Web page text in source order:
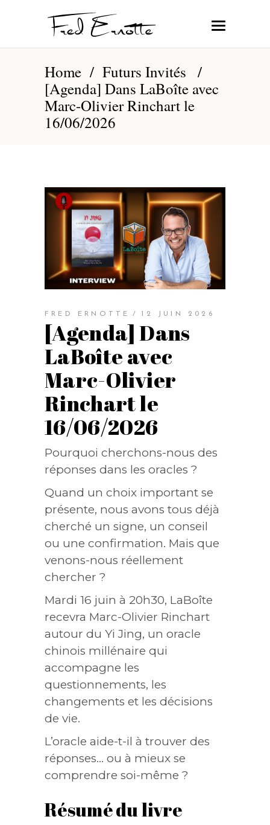
Home / Futurs Invités
/
[Agenda] Dans LaBoîte avec
Marc-Olivier Rinchart le
16/06/2026
FRED ERNOTTE 12 JUIN 2026
[Agenda] Dans
LaBoîte avec
Marc-Olivier
Rinchart le
16/06/2026
Pourquoi cherchons-nous des
réponses dans les oracles ?
Quand un choix important se
présente, nous avons tous déjà
cherché un signe, un conseil
ou une confirmation. Mais que
venons-nous réellement
chercher ?
Mardi 16 juin à 20h30, LaBoîte
recevra Marc-Olivier Rinchart
autour du Yi Jing, un oracle
chinois millénaire qui
accompagne les
questionnements, les
changements et les décisions
de vie.
L’oracle aide-t-il à trouver des
réponses… ou à mieux se
comprendre soi-même ?
Résumé du livre